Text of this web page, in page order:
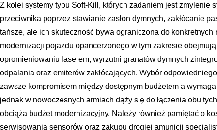
Z kolei systemy typu Soft-Kill, których zadaniem jest zmylenie
przeciwnika poprzez stawianie zasłon dymnych, zakłócanie
tańsze, ale ich skuteczność bywa ograniczona do konkretnych
modernizacji pojazdu opancerzonego w tym zakresie
opromieniowaniu laserem, wyrzutni granatów dymnych
odpalania oraz emiterów zakłócających. Wybór
zawsze kompromisem między dostępnym budżetem a
jednak w nowoczesnych armiach dąży się do łączenia obu
obciąża budżet modernizacyjny. Należy również pamiętać o
serwisowania sensorów oraz zakupu drogiej amunicji